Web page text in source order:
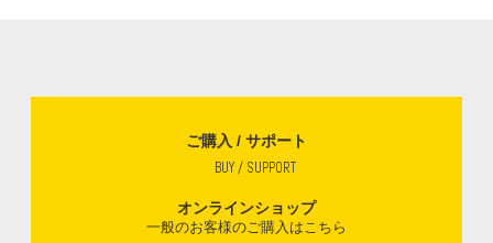
ご購入 / サポート
BUY / SUPPORT
オンラインショップ
一般のお客様のご購入はこちら